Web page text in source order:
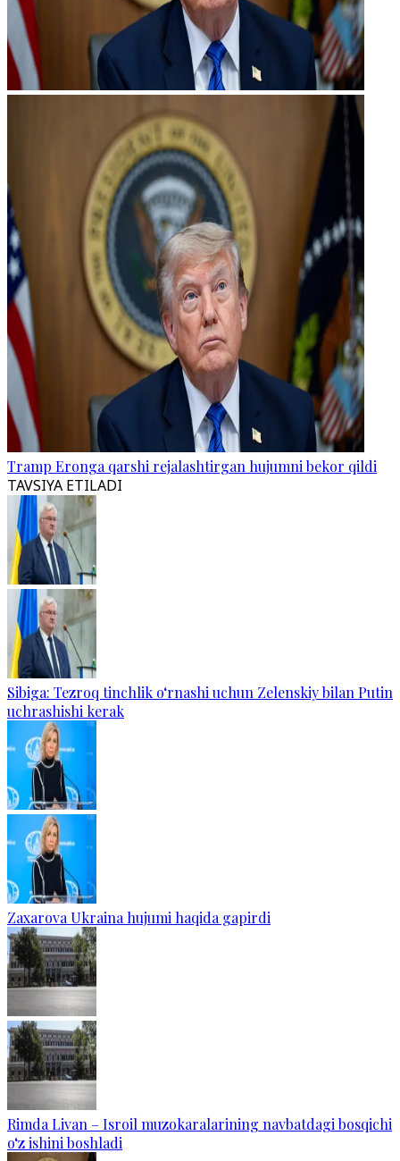
Tramp Eronga qarshi rejalashtirgan hujumni bekor qildi
TAVSIYA ETILADI
Sibiga: Tezroq tinchlik o‘rnashi uchun Zelenskiy bilan Putin
uchrashishi kerak
Zaxarova Ukraina hujumi haqida gapirdi
Rimda Livan – Isroil muzokaralarining navbatdagi bosqichi
o‘z ishini boshladi